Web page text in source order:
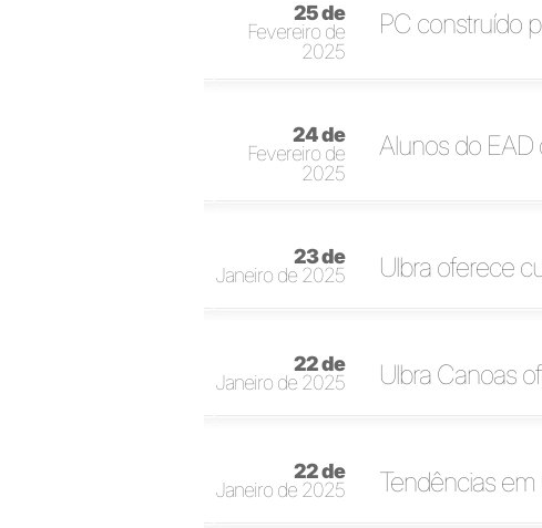
25 de
Fevereiro de
2025
PC construído
24 de
Fevereiro de
2025
Alunos do EAD
23 de
Janeiro de 2025
Ulbra oferece
22 de
Janeiro de 2025
Ulbra Canoas
22 de
Janeiro de 2025
Tendências